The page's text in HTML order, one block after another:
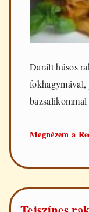
Darált húsos
fokhagymával,
bazsalikommal
Megnézem a